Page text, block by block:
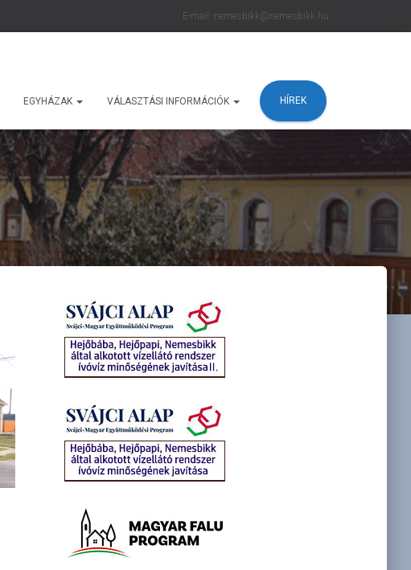
E-mail: nemesbikk@nemesbikk.hu
EGYHÁZAK VÁLASZTÁSI INFORMÁCIÓK HÍREK